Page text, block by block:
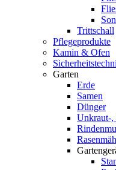
Trittschall
Pflegeprodukte
Kamin & Ofen
Garten
Erde
Samen
Dünger
Unkraut-,